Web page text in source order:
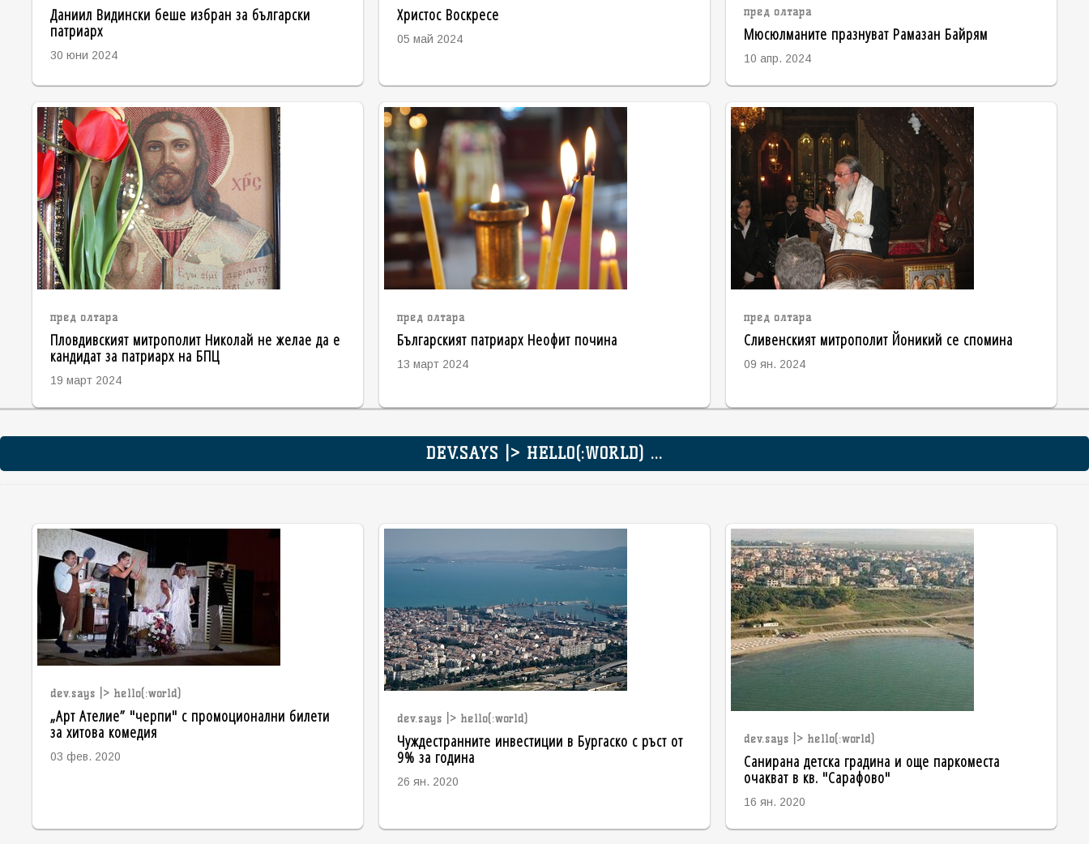
Даниил Видински беше избран за български
патриарх
30 юни 2024
Христос Воскресе
05 май 2024
пред олтара
Мюсюлманите празнуват Рамазан Байрям
10 апр. 2024
пред олтара
Пловдивският митрополит Николай не желае да е
кандидат за патриарх на БПЦ
19 март 2024
пред олтара
Българският патриарх Неофит почина
13 март 2024
пред олтара
Сливенският митрополит Йоникий се спомина
09 ян. 2024
DEV.SAYS |> HELLO(:WORLD) ...
dev.says |> hello(:world)
„Арт Ателие” "черпи" с промоционални билети
за хитова комедия
03 фев. 2020
dev.says |> hello(:world)
Чуждестранните инвестиции в Бургаско с ръст от
9% за година
26 ян. 2020
dev.says |> hello(:world)
Санирана детска градина и още паркоместа
очакват в кв. "Сарафово"
16 ян. 2020